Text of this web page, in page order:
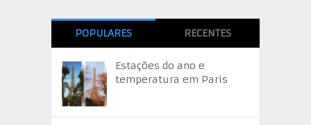
POPULARES RECENTES
Estações do ano e
temperatura em Paris